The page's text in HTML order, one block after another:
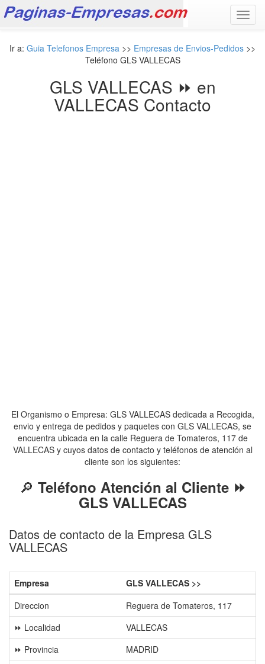
Ir a: Guia Telefonos Empresa >> Empresas de Envios-Pedidos >>
Teléfono GLS VALLECAS
GLS VALLECAS ⏩ en
VALLECAS Contacto
El Organismo o Empresa: GLS VALLECAS dedicada a Recogida,
envio y entrega de pedidos y paquetes con GLS VALLECAS, se
encuentra ubicada en la calle Reguera de Tomateros, 117 de
VALLECAS y cuyos datos de contacto y teléfonos de atención al
cliente son los siguientes:
🔎 Teléfono Atención al Cliente ⏩
GLS VALLECAS
Datos de contacto de la Empresa GLS
VALLECAS
Empresa
GLS VALLECAS >>
Direccion
Reguera de Tomateros, 117
⏩ Localidad
VALLECAS
⏩ Provincia
MADRID